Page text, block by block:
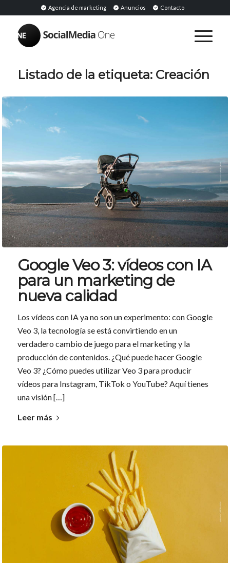
Agencia de marketing Anuncios Contacto
Listado de la etiqueta: Creación
Google Veo 3: vídeos con IA
para un marketing de
nueva calidad
Los vídeos con IA ya no son un experimento: con Google
Veo 3, la tecnología se está convirtiendo en un
verdadero cambio de juego para el marketing y la
producción de contenidos. ¿Qué puede hacer Google
Veo 3? ¿Cómo puedes utilizar Veo 3 para producir
vídeos para Instagram, TikTok o YouTube? Aquí tienes
una visión […]
Leer más